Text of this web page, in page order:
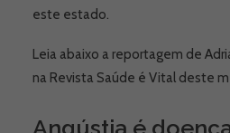
este estado.
Leia abaixo a reportagem de
na Revista Saúde é Vital deste
Angústia é